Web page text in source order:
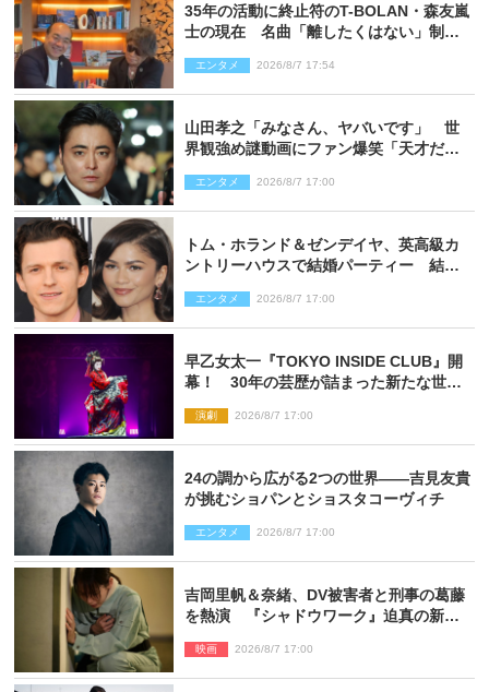
35年の活動に終止符のT-BOLAN・森友嵐
士の現在 名曲「離したくはない」制作
エンタメ 2026/8/7 17:54
山田孝之「みなさん、ヤバいです」 世
界観強め謎動画にファン爆笑「天才だ
エンタメ 2026/8/7 17:00
トム・ホランド＆ゼンデイヤ、英高級カ
ントリーハウスで結婚パーティー 結婚
エンタメ 2026/8/7 17:00
早乙女太一『TOKYO INSIDE CLUB』開
幕！ 30年の芸歴が詰まった新たな世界
演劇 2026/8/7 17:00
24の調から広がる2つの世界――吉見友貴
が挑むショパンとショスタコーヴィチ
エンタメ 2026/8/7 17:00
吉岡里帆＆奈緒、DV被害者と刑事の葛藤
を熱演 『シャドウワーク』迫真の新場
映画 2026/8/7 17:00